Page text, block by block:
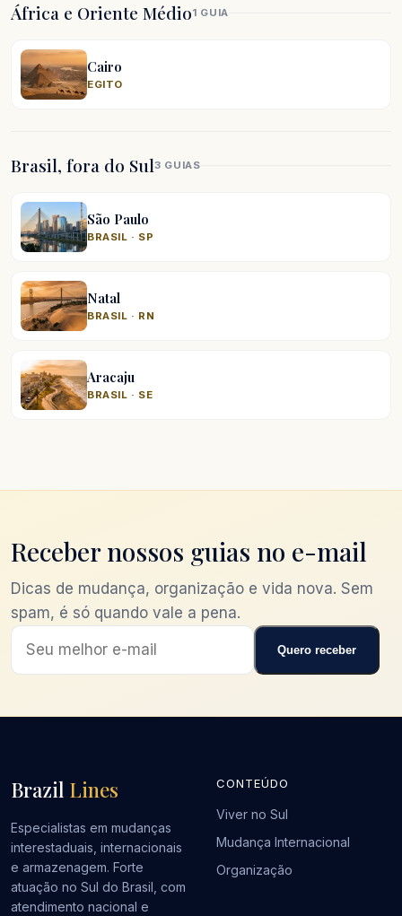
África e Oriente Médio1 GUIA
Cairo
EGITO
Brasil, fora do Sul3 GUIAS
São Paulo
BRASIL · SP
Natal
BRASIL · RN
Aracaju
BRASIL · SE
Receber nossos guias no e-mail
Dicas de mudança, organização e vida nova. Sem
spam, é só quando vale a pena.
Quero receber
Brazil Lines
Especialistas em mudanças
interestaduais, internacionais
e armazenagem. Forte
atuação no Sul do Brasil, com
atendimento nacional e
CONTEÚDO
Viver no Sul
Mudança Internacional
Organização